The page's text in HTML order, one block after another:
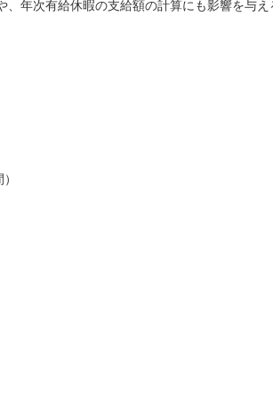
、年次有給休暇の支給額の計算にも影響を与え